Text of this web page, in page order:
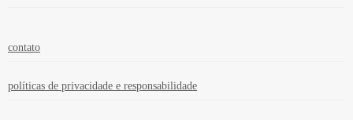
contato
políticas de privacidade e responsabilidade